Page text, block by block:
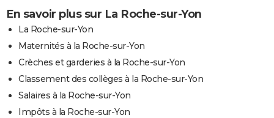
En savoir plus sur La Roche-sur-Yon
La Roche-sur-Yon
Maternités à la Roche-sur-Yon
Crèches et garderies à la Roche-sur-Yon
Classement des collèges à la Roche-sur-Yon
Salaires à la Roche-sur-Yon
Impôts à la Roche-sur-Yon